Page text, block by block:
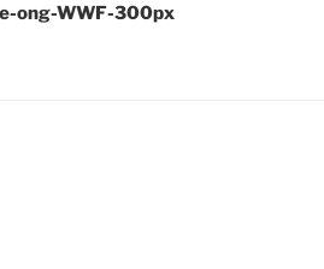
ong-WWF-300px